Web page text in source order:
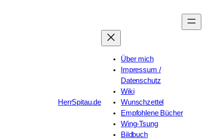
HerrSpitau.de
Über mich
Impressum /
Datenschutz
Wiki
Wunschzettel
Empfohlene Bücher
Wing-Tsung
Bildbuch